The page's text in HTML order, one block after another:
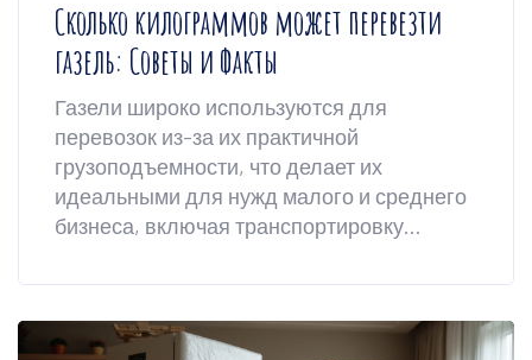
Сколько килограммов может перевезти
газель: Советы и Факты
Газели широко используются для
перевозок из-за их практичной
грузоподъемности, что делает их
идеальными для нужд малого и среднего
бизнеса, включая транспортировку
рассматривает возможности модели
Газель, уделяя внимание её
грузоподъемности, типам перевозимых